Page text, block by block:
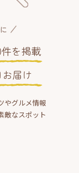
を掲載
届け
やグルメ情報
敵なスポット